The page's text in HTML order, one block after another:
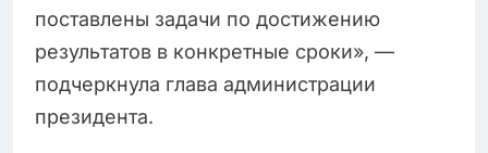
поставлены задачи по достижению
результатов в конкретные сроки», —
подчеркнула глава администрации
президента.